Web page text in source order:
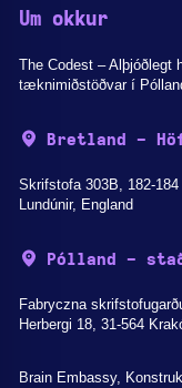
Um okkur
The Codest – Alþjóðlegt
tæknimiðstöðvar í
Bretland -
Skrifstofa 303B, 182-
Lundúnir, England
Pólland -
Fabryczna
Herbergi 18, 31-564
Brain Embassy,